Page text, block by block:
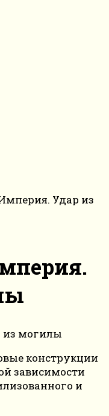
Удар из
конструкции
зависимости
и